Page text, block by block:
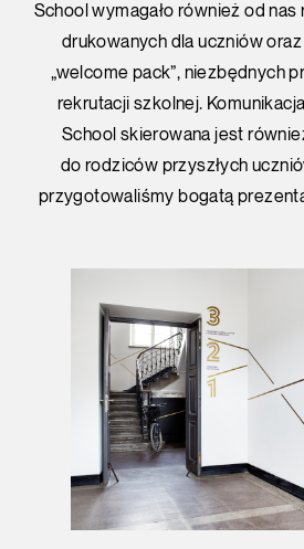
School wymagało również od nas
drukowanych dla uczniów
„welcome pack”, niezbędnych
rekrutacji szkolnej.
School skierowana jest
do rodziców przyszłych
przygotowaliśmy bogatą